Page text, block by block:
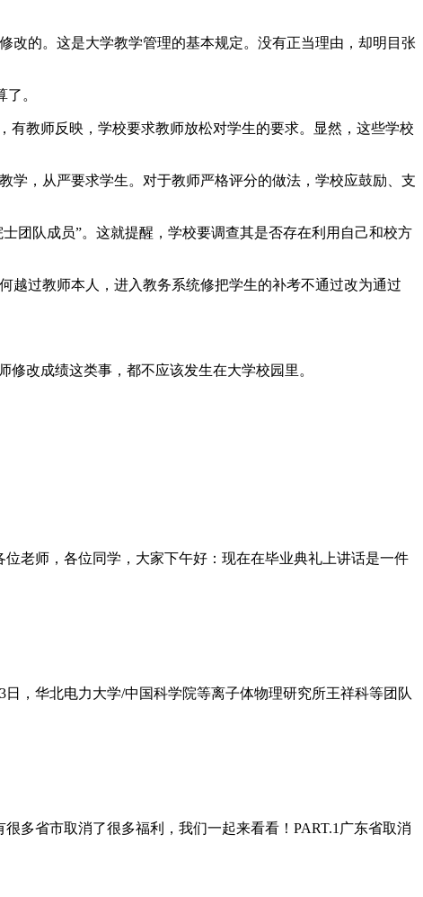
改的。这是大学教学管理的基本规定。没有正当理由，却明目张
。
有教师反映，学校要求教师放松对学生的要求。显然，这些学校
学，从严要求学生。对于教师严格评分的做法，学校应鼓励、支
团队成员”。这就提醒，学校要调查其是否存在利用自己和校方
越过教师本人，进入教务系统修把学生的补考不通过改为通过
改成绩这类事，都不应该发生在大学校园里。
老师，各位同学，大家下午好：现在在毕业典礼上讲话是一件
，华北电力大学/中国科学院等离子体物理研究所王祥科等团队
多省市取消了很多福利，我们一起来看看！PART.1广东省取消